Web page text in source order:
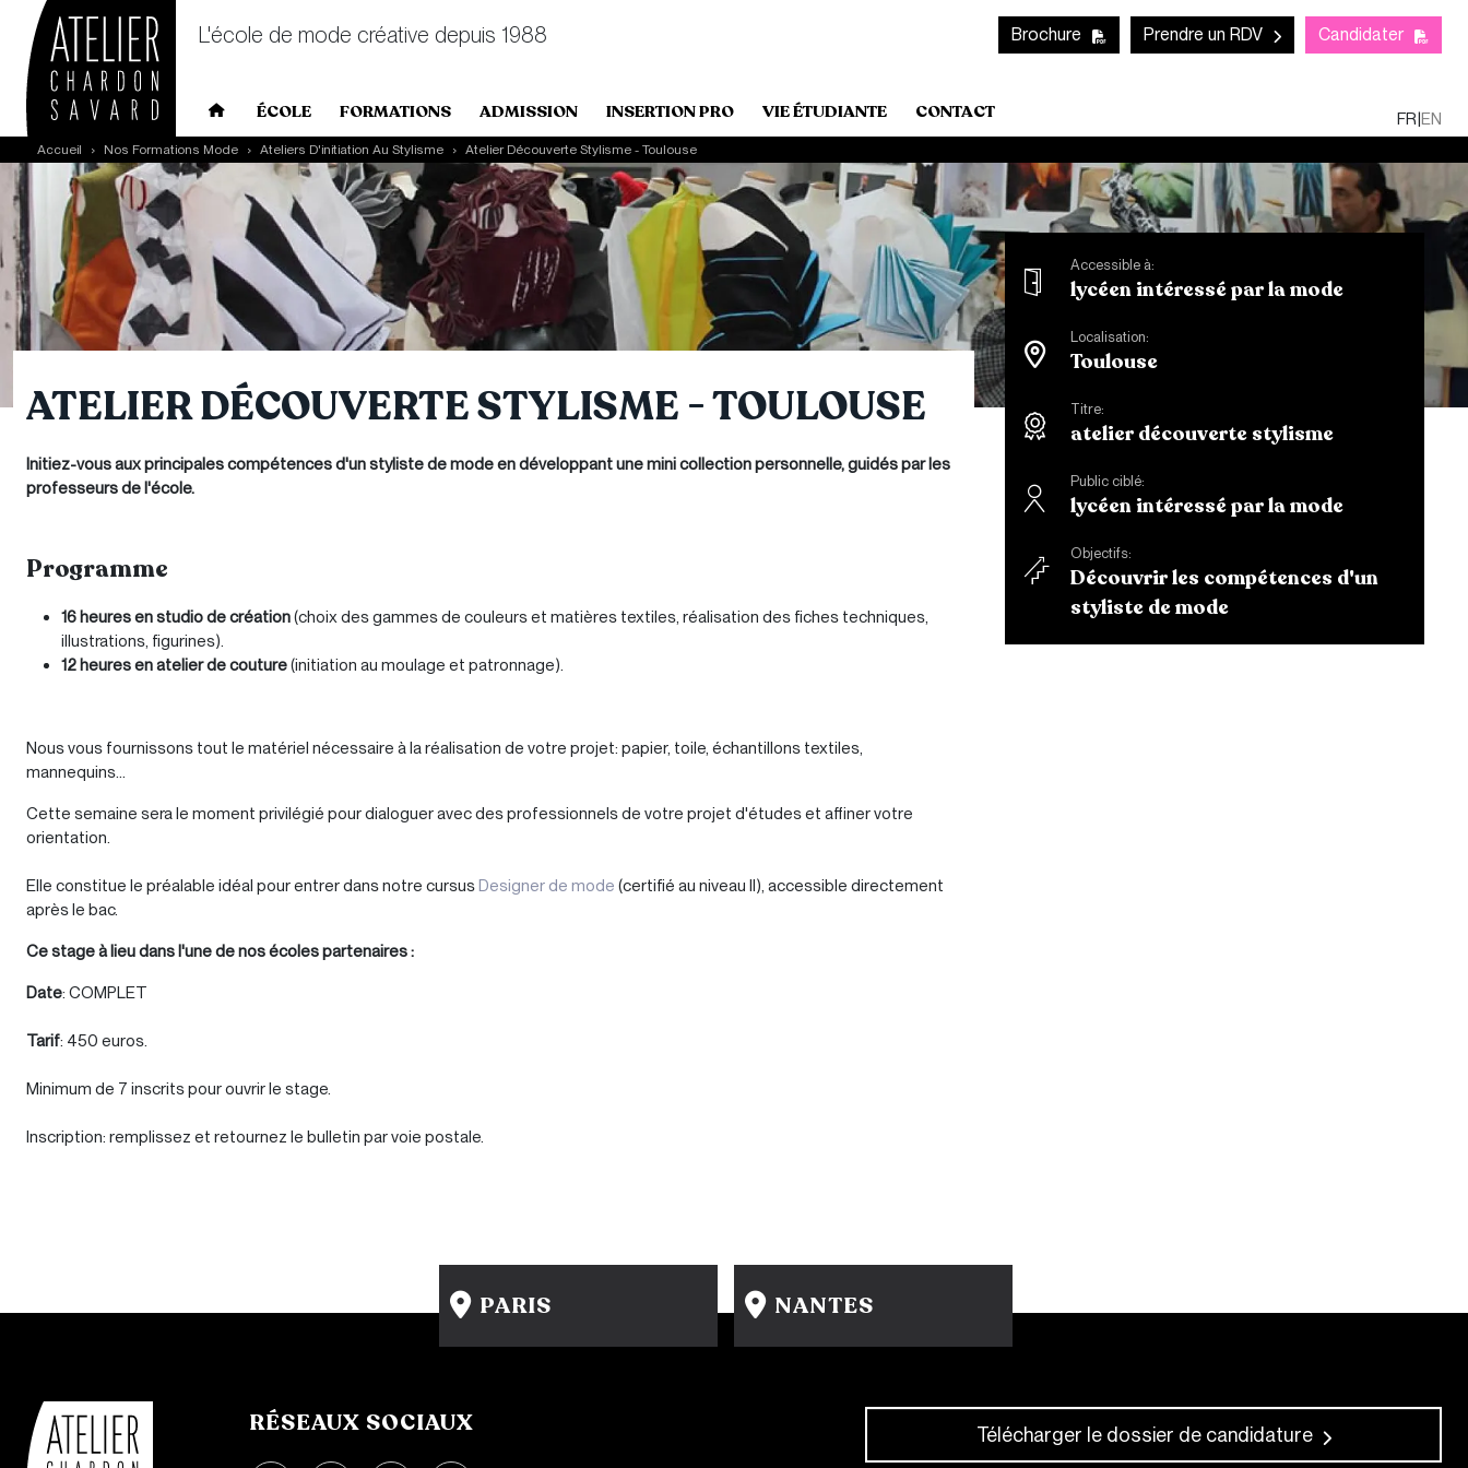
Skip to main content
L'école de mode créative depuis 1988 CTA links - Header
Brochure Prendre un RDV Candidater
Main navigation
ÉCOLE FORMATIONS ADMISSION INSERTION PRO VIE ÉTUDIANTE CONTACT FR|EN
Accueil Nos Formations Mode Ateliers D'initiation Au Stylisme Atelier Découverte Stylisme - Toulouse
Accessible à:
lycéen intéressé par la mode
Localisation:
Toulouse
Titre:
atelier découverte stylisme
Public ciblé:
lycéen intéressé par la mode
Objectifs:
Découvrir les compétences d'un
styliste de mode
ATELIER DÉCOUVERTE STYLISME - TOULOUSE
Initiez-vous aux principales compétences d'un styliste de mode en développant une mini collection personnelle, guidés par les
professeurs de l'école.
Programme
16 heures en studio de création(choix des gammes de couleurs et matières textiles, réalisation des fiches techniques,
illustrations, figurines).
12 heures en atelier de couture(initiation au moulage et patronnage).
Nous vous fournissons tout le matériel nécessaire à la réalisation de votre projet: papier, toile, échantillons textiles,
mannequins...
Cette semaine sera le moment privilégié pour dialoguer avec des professionnels de votre projet d'études et affiner votre
orientation.
Elle constitue le préalable idéal pour entrer dans notre cursusDesigner de mode (certifié au niveau II), accessible directement
après le bac.
Ce stage à lieu dans l'une de nos écoles partenaires :
Date: COMPLET
Tarif: 450 euros.
Minimum de 7 inscrits pour ouvrir le stage.
Inscription: remplissez et retournez le bulletin par voie postale.
PARIS
15 rue Gambey - 75011
NANTES
31-33 rue Saint Léonard
RÉSEAUX SOCIAUX Télécharger le dossier de candidature